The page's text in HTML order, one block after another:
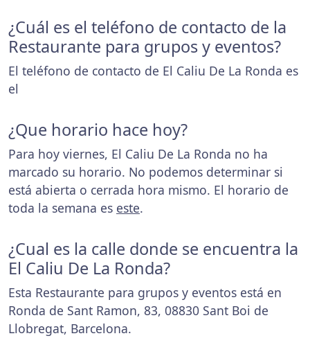
¿Cuál es el teléfono de contacto de la
Restaurante para grupos y eventos?
El teléfono de contacto de El Caliu De La Ronda es
el
¿Que horario hace hoy?
Para hoy viernes, El Caliu De La Ronda no ha
marcado su horario. No podemos determinar si
está abierta o cerrada hora mismo. El horario de
toda la semana es este.
¿Cual es la calle donde se encuentra la
El Caliu De La Ronda?
Esta Restaurante para grupos y eventos está en
Ronda de Sant Ramon, 83, 08830 Sant Boi de
Llobregat, Barcelona.